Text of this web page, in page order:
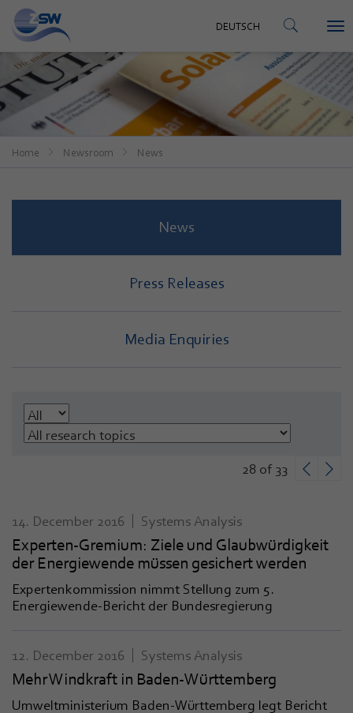
CONTACT
DEUTSCH
Home Newsroom News
News
Press Releases
Media Enquiries
28 of 33
14. December 2016 Systems Analysis
Experten-Gremium: Ziele und Glaubwürdigkeit
der Energiewende müssen gesichert werden
Expertenkommission nimmt Stellung zum 5.
Energiewende-Bericht der Bundesregierung
12. December 2016 Systems Analysis
Mehr Windkraft in Baden-Württemberg
Umweltministerium Baden-Württemberg legt Bericht